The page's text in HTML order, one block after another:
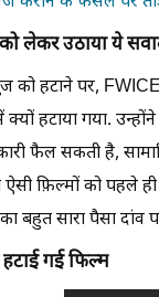
लेकर उठाया ये
हटाने पर,
हटाया गया.
फैल सकती है,
फ़िल्मों को पहले
बहुत सारा पैसा दांव
गई फिल्म